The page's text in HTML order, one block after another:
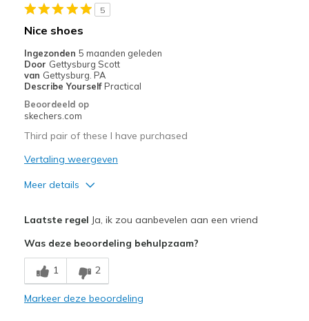
Beste toepassingen
Outside work friendly
Width
Sizing
View On Shoes
Shoes are for Wearing
5
Nice shoes
Ingezonden 5 maanden geleden
Door Gettysburg Scott
van Gettysburg. PA
Describe Yourself Practical
Beoordeeld op
skechers.com
Third pair of these I have purchased
Vertaling weergeven
Meer details
Beste toepassingen
Casual Wear
Laatste regel Ja, ik zou aanbevelen aan een vriend
Was deze beoordeling behulpzaam?
1 2
Markeer deze beoordeling